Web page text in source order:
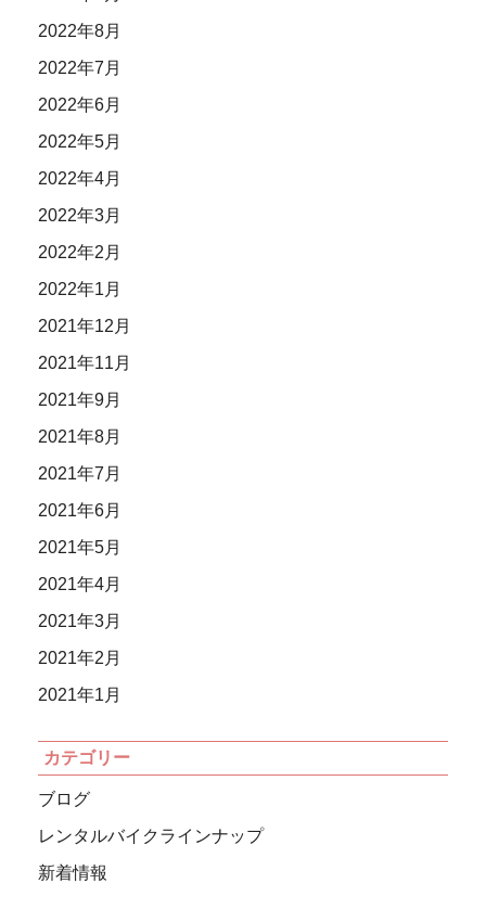
2022年8月
2022年7月
2022年6月
2022年5月
2022年4月
2022年3月
2022年2月
2022年1月
2021年12月
2021年11月
2021年9月
2021年8月
2021年7月
2021年6月
2021年5月
2021年4月
2021年3月
2021年2月
2021年1月
カテゴリー
ブログ
レンタルバイクラインナップ
新着情報